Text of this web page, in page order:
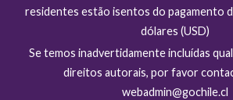
residentes estão isentos do pagamento
dólares (USD)
Se temos inadvertidamente incluídas
direitos autorais, por favor
webadmin@gochile.cl